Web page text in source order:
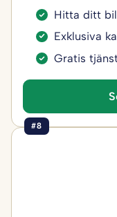
Hitta ditt
Exklusiva
Gratis
#8